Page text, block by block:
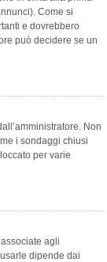
Come si
e dovrebbero
può decidere se un
Non
i sondaggi chiusi
per varie
agli
dipende dai